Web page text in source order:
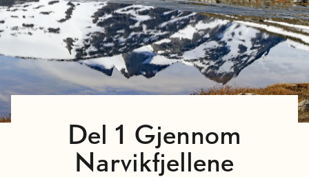
Del 1 Gjennom
Narvikfjellene